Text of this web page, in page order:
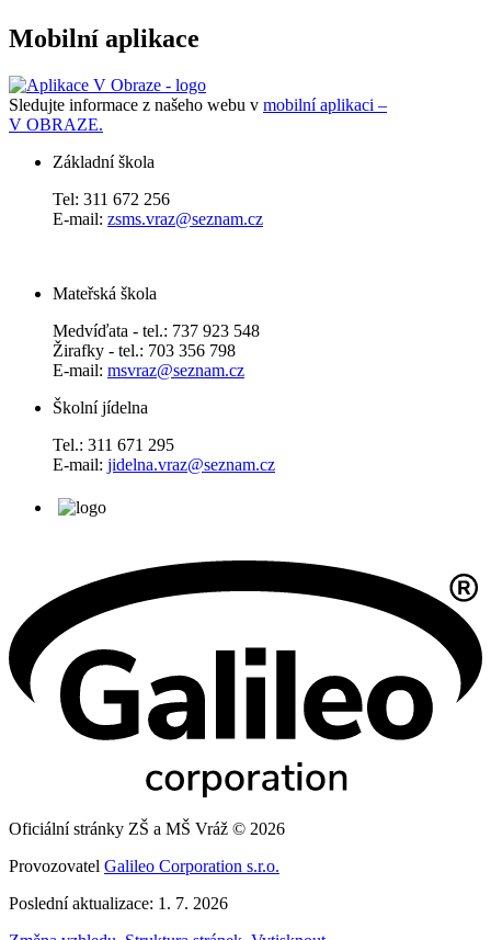
Mobilní aplikace
Sledujte informace z našeho webu v mobilní aplikaci –
V OBRAZE.
Základní škola
Tel: 311 672 256
E-mail: zsms.vraz@seznam.cz
Mateřská škola
Medvíďata - tel.: 737 923 548
Žirafky - tel.: 703 356 798
E-mail: msvraz@seznam.cz
Školní jídelna
Tel.: 311 671 295
E-mail: jidelna.vraz@seznam.cz
Oficiální stránky ZŠ a MŠ Vráž © 2026
Provozovatel Galileo Corporation s.r.o.
Poslední aktualizace: 1. 7. 2026